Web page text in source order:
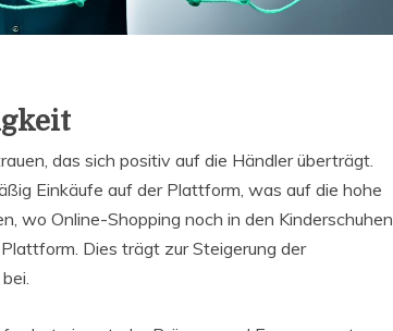
das sich positiv auf die Händler überträgt.
Einkäufe auf der Plattform, was auf die hohe
wo Online-Shopping noch in den Kinderschuhen
Dies trägt zur Steigerung der